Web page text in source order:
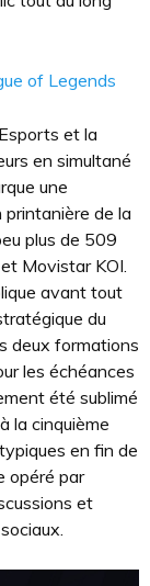
of Legends
et la
en simultané
une
de la
plus de 509
Movistar KOI.
avant tout
du
deux formations
les échéances
été sublimé
la cinquième
en fin de
opéré par
et